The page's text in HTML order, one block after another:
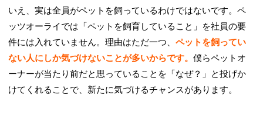
いえ、実は全員がペットを飼っているわけではないです。ペ
ッツオーライでは「ペットを飼育していること」を社員の要
件には入れていません。理由はただ一つ、ペットを飼ってい
ない人にしか気づけないことが多いからです。僕らペットオ
ーナーが当たり前だと思っていることを「なぜ？」と投げか
けてくれることで、新たに気づけるチャンスがあります。